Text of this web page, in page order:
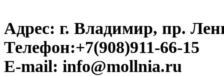
Адрес: г. Владимир, пр.
Телефон:+7(908)911-66-15
E-mail: info@mollnia.ru